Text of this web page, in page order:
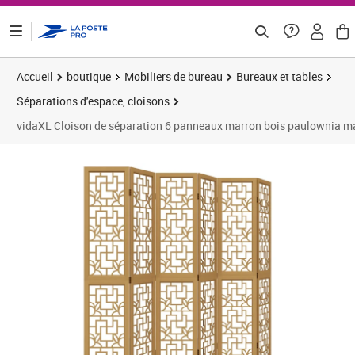
Accueil boutique Mobiliers de bureau
Bureaux et tables
Séparations d'espace, cloisons
vidaXL Cloison de séparation 6 panneaux marron bois paulownia